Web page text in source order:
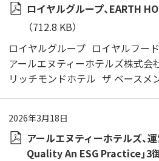
ロイヤルグループ、EARTH
（712.8 KB）
ロイヤルグループ ロイヤルフー
アールエヌティーホテルズ株式会
リッチモンドホテル ザ ベースメ
2026年3月18日
アールエヌティーホテルズ、
Quality An ESG Practice」3